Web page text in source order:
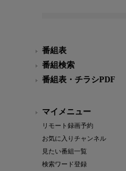
番組表
番組検索
番組表・チラシPDF
マイメニュー
リモート録画予約
お気に入りチャンネル
見たい番組一覧
検索ワード登録